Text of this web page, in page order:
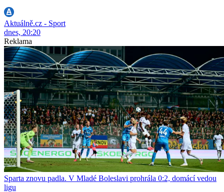
Aktuálně.cz - Sport
dnes, 20:20
Reklama
Sparta znovu padla. V Mladé Boleslavi prohrála 0:2, domácí vedou
ligu